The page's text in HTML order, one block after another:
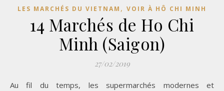
LES MARCHÉS DU VIETNAM , VOIR À HÔ CHI MINH
14 Marchés de Ho Chi
Minh (Saigon)
27/02/2019
Au fil du temps, les supermarchés modernes et